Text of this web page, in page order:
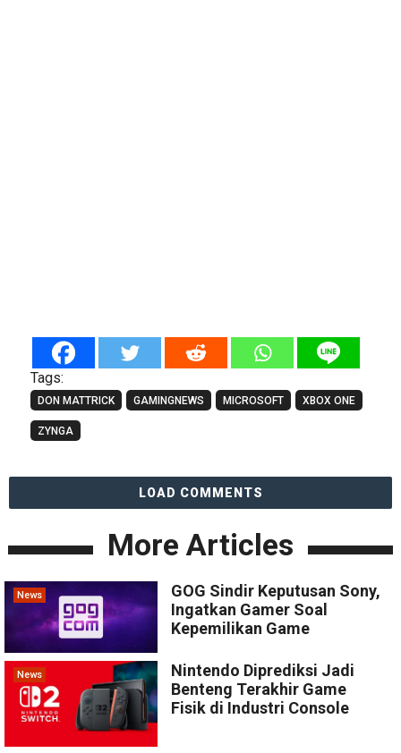
Tags:
DON MATTRICK GAMINGNEWS MICROSOFT XBOX ONE
ZYNGA
LOAD COMMENTS
More Articles
News
GOG Sindir Keputusan Sony,
Ingatkan Gamer Soal
Kepemilikan Game
News
Nintendo Diprediksi Jadi
Benteng Terakhir Game
Fisik di Industri Console